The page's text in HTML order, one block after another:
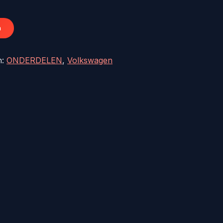
ONDERDELEN,Volkswagen